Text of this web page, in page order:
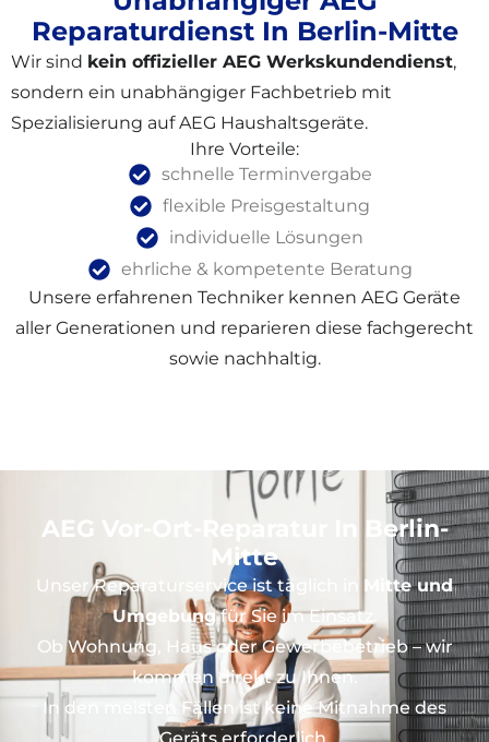
Reparaturdienst In Berlin-Mitte
Wir sind kein offizieller AEG Werkskundendienst,
sondern ein unabhängiger Fachbetrieb mit
Spezialisierung auf AEG Haushaltsgeräte.
Ihre Vorteile:
schnelle Terminvergabe
flexible Preisgestaltung
individuelle Lösungen
ehrliche & kompetente Beratung
Unsere erfahrenen Techniker kennen AEG Geräte
aller Generationen und reparieren diese fachgerecht
sowie nachhaltig.
AEG Vor-Ort-Reparatur In Berlin-
Mitte
Unser Reparaturservice ist täglich in Mitte und
Umgebungfür Sie im Einsatz.
Ob Wohnung, Haus oder Gewerbebetrieb – wir
kommen direkt zu Ihnen.
In den meisten Fällen ist keine Mitnahme des